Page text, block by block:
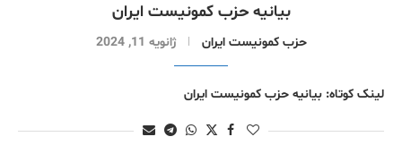
بیانیه حزب کمونیست ایران
حزب کمونیست ایران ژانویه 11, 2024
لینک کوتاه: بیانیه حزب کمونیست ایران